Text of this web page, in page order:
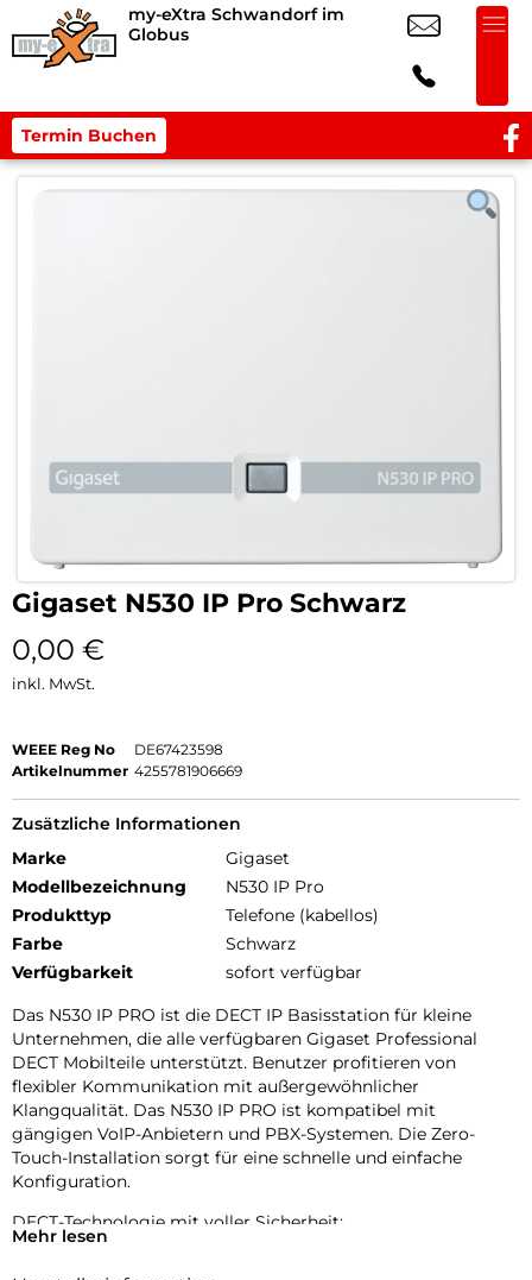
my-eXtra Schwandorf im
Globus
Termin Buchen
Gigaset N530 IP Pro Schwarz
0,00 €
inkl. MwSt.
WEEE Reg No
DE67423598
Artikelnummer 4255781906669
Zusätzliche Informationen
Marke
Gigaset
Modellbezeichnung
N530 IP Pro
Produkttyp
Telefone (kabellos)
Farbe
Schwarz
Verfügbarkeit
sofort verfügbar
Das N530 IP PRO ist die DECT IP Basisstation für kleine
Unternehmen, die alle verfügbaren Gigaset Professional
DECT Mobilteile unterstützt. Benutzer profitieren von
flexibler Kommunikation mit außergewöhnlicher
Klangqualität. Das N530 IP PRO ist kompatibel mit
gängigen VoIP-Anbietern und PBX-Systemen. Die Zero-
Touch-Installation sorgt für eine schnelle und einfache
Konfiguration.
DECT-Technologie mit voller Sicherheit:
Die DECT-Technologie ist sicher, weil sie digital und
Mehr lesen